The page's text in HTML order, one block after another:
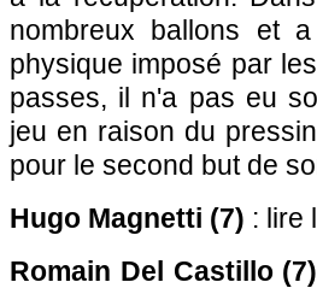
nombreux ballons et
physique imposé par
passes, il n'a pas eu
jeu en raison du
pour le second but de
Hugo Magnetti (7) : lire
Romain Del Castillo (7)